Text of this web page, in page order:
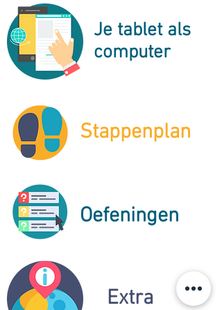
Je tablet als
computer
Stappenplan
Oefeningen
Extra